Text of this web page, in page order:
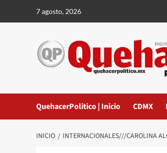
7 agosto, 2026
QuehacerPolitico | Inicio CDMX
INICIO INTERNACIONALES///CAROLINA